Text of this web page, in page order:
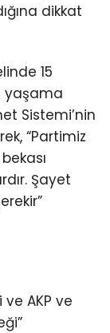
dikkat
15
yaşama
Sistemi’nin
“Partimiz
Şayet
AKP ve